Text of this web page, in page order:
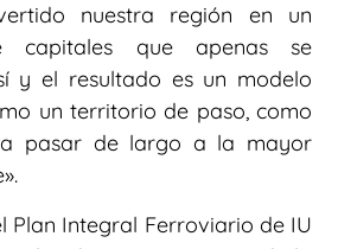
nuestra región en un
capitales que apenas se
y el resultado es un modelo
un territorio de paso, como
pasar de largo a la mayor
Plan Integral Ferroviario de IU